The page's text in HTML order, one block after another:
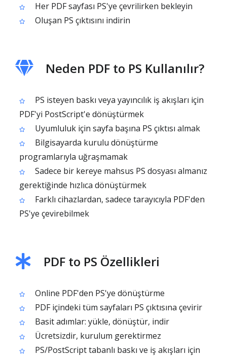
Her PDF sayfası PS'ye çevrilirken bekleyin
Oluşan PS çıktısını indirin
Neden PDF to PS Kullanılır?
PS isteyen baskı veya yayıncılık iş akışları için
PDF'yi PostScript'e dönüştürmek
Uyumluluk için sayfa başına PS çıktısı almak
Bilgisayarda kurulu dönüştürme
programlarıyla uğraşmamak
Sadece bir kereye mahsus PS dosyası almanız
gerektiğinde hızlıca dönüştürmek
Farklı cihazlardan, sadece tarayıcıyla PDF'den
PS'ye çevirebilmek
PDF to PS Özellikleri
Online PDF'den PS'ye dönüştürme
PDF içindeki tüm sayfaları PS çıktısına çevirir
Basit adımlar: yükle, dönüştür, indir
Ücretsizdir, kurulum gerektirmez
PS/PostScript tabanlı baskı ve iş akışları için